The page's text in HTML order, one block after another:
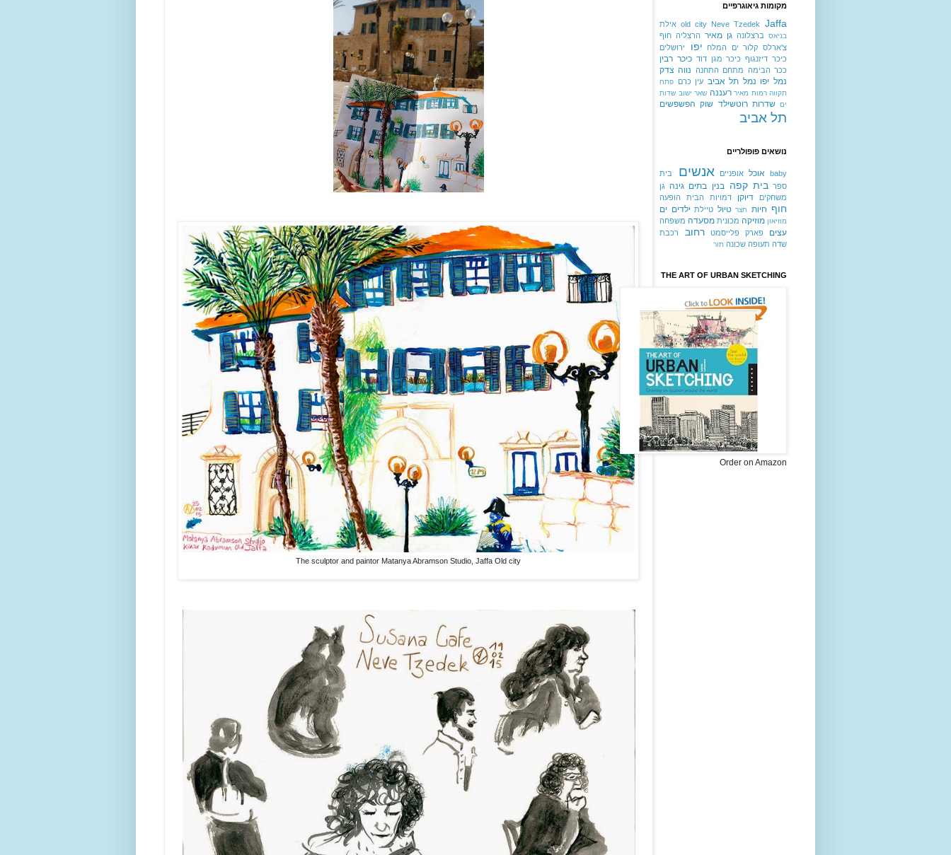
The sculptor and paintor Matanya Abramson Studio, Jaffa Old city
מקומות גיאוגרפיים
Jaffa
Neve Tzedek
old city אילת
בניאס ברצלונה גן מאיר הרצליה חוף
צ'ארלס קלור
ים המלח יפו
ירושלים
כיכר דיזנגוף כיכר מגן דוד כיכר רבין
ככר הבימה מתחם התחנה נווה צדק
נמל יפו נמל תל אביב עין כרם
פתח
תקווה רמות מאיר רעננה שאר ישוב שדות
ים שדרות רוטשילד שוק הפשפשים
תל אביב
נושאים פופולריים
baby אוכל אופניים אנשים
בית
ספר בית קפה בנין בתים גינה גן
משחקים
דיוקן דמויות הבית הופעה
חוף חיות חצר טיול טיילת ילדים ים
מוזיאון מוזיקה מכונית מסעדה משפחה
עצים פארק פלייסמט רחוב
רכבת
שדה תעופה שכונה תור
THE ART OF URBAN SKETCHING
Order on Amazon